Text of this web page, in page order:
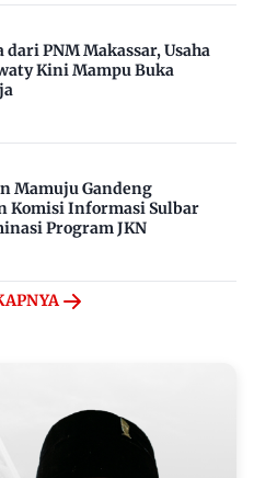
dari PNM Makassar, Usaha
Kini Mampu Buka
Mamuju Gandeng
Komisi Informasi Sulbar
Program JKN